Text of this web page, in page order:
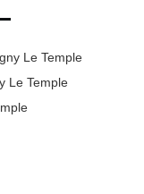
Le Temple
Le Temple